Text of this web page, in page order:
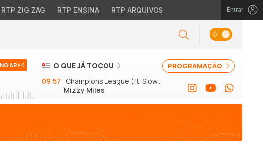
RTP ZIG ZAG RTP ENSINA RTP ARQUIVOS Entrar
NO AR PROGRAMAÇÃO
O QUE JÁ TOCOU
09:57
Champions League (ft. Slow J
e GSon)
Mizzy Miles